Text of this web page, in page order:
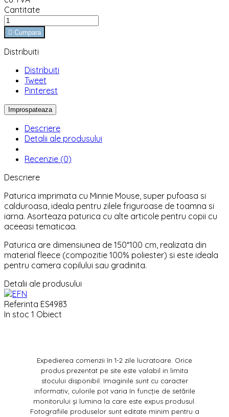
Cantitate
 Cumpara
Distribuiti
Distribuiti
Tweet
Pinterest
Descriere
Detalii ale produsului
Recenzie (0)
Descriere
Paturica imprimata cu Minnie Mouse, super pufoasa si
calduroasa, ideala pentru zilele friguroase de toamna si
iarna. Asorteaza paturica cu alte articole pentru copii cu
aceeasi tematicaa.
Paturica are dimensiunea de 150*100 cm, realizata din
material fleece (compozitie 100% poliester) si este ideala
pentru camera copilului sau gradinita.
Detalii ale produsului
Referinta ES4983
In stoc 1 Obiect
Expedierea comenzii în 1-2 zile lucratoare. Orice
produs prezentat pe site este valabil in limita
stocului disponibil. Imaginile sunt cu caracter
informativ, culorile pot varia în funcție de setările
monitorului și lumina la care este expus produsul.
Fotografiile produselor sunt editate minim pentru a